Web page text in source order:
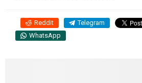
Reddit Telegram
WhatsApp